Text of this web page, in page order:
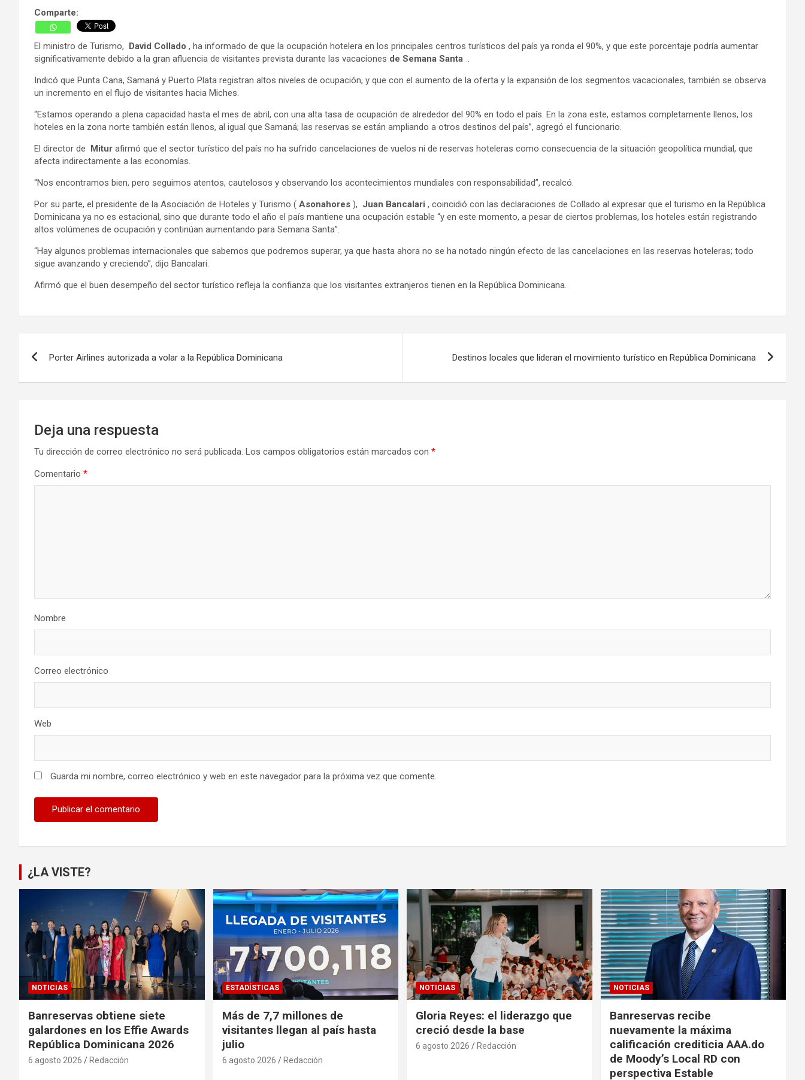
Comparte:
El ministro de Turismo, David Collado , ha informado de que la ocupación hotelera en los principales centros turísticos del país ya ronda el 90%, y que este porcentaje podría aumentar
significativamente debido a la gran afluencia de visitantes prevista durante las vacaciones de Semana Santa .
Indicó que Punta Cana, Samaná y Puerto Plata registran altos niveles de ocupación, y que con el aumento de la oferta y la expansión de los segmentos vacacionales, también se observa
un incremento en el flujo de visitantes hacia Miches.
“Estamos operando a plena capacidad hasta el mes de abril, con una alta tasa de ocupación de alrededor del 90% en todo el país. En la zona este, estamos completamente llenos, los
hoteles en la zona norte también están llenos, al igual que Samaná; las reservas se están ampliando a otros destinos del país”, agregó el funcionario.
El director de Mitur afirmó que el sector turístico del país no ha sufrido cancelaciones de vuelos ni de reservas hoteleras como consecuencia de la situación geopolítica mundial, que
afecta indirectamente a las economías.
“Nos encontramos bien, pero seguimos atentos, cautelosos y observando los acontecimientos mundiales con responsabilidad”, recalcó.
Por su parte, el presidente de la Asociación de Hoteles y Turismo ( Asonahores ), Juan Bancalari , coincidió con las declaraciones de Collado al expresar que el turismo en la República
Dominicana ya no es estacional, sino que durante todo el año el país mantiene una ocupación estable “y en este momento, a pesar de ciertos problemas, los hoteles están registrando
altos volúmenes de ocupación y continúan aumentando para Semana Santa”.
“Hay algunos problemas internacionales que sabemos que podremos superar, ya que hasta ahora no se ha notado ningún efecto de las cancelaciones en las reservas hoteleras; todo
sigue avanzando y creciendo”, dijo Bancalari.
Afirmó que el buen desempeño del sector turístico refleja la confianza que los visitantes extranjeros tienen en la República Dominicana.
Porter Airlines autorizada a volar a la República Dominicana Destinos locales que lideran el movimiento turístico en República Dominicana
Deja una respuesta
Tu dirección de correo electrónico no será publicada. Los campos obligatorios están marcados con *
Comentario *
Nombre
Correo electrónico
Web
Guarda mi nombre, correo electrónico y web en este navegador para la próxima vez que comente.
¿LA VISTE?
NOTICIAS
Banreservas obtiene siete
galardones en los Effie Awards
República Dominicana 2026
6 agosto 2026 Redacción
ESTADÍSTICAS
Más de 7,7 millones de
visitantes llegan al país hasta
julio
6 agosto 2026 Redacción
NOTICIAS
Gloria Reyes: el liderazgo que
creció desde la base
6 agosto 2026 Redacción
NOTICIAS
Banreservas recibe
nuevamente la máxima
calificación crediticia AAA.do
de Moody’s Local RD con
perspectiva Estable